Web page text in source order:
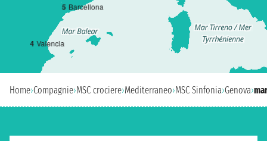
4 Valencia
5 Barcellona
Home›Compagnie›MSC crociere›Mediterraneo›MSC Sinfonia›Genova›